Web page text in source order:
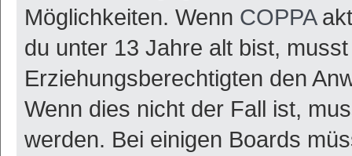
Möglichkeiten. Wenn COPPA
du unter 13 Jahre alt bist,
Erziehungsberechtigten den
Wenn dies nicht der Fall ist,
werden. Bei einigen Boards